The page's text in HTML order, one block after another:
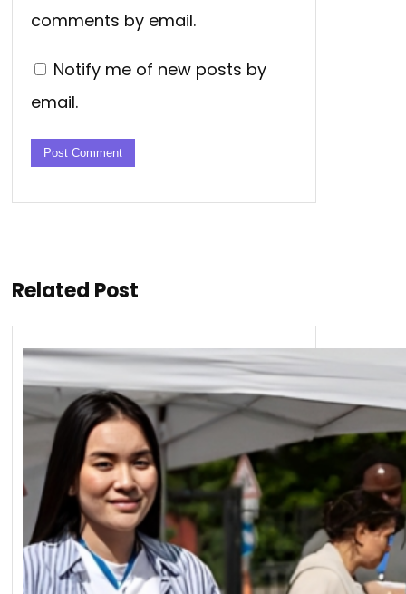
comments by email.
Notify me of new posts by
email.
Related Post